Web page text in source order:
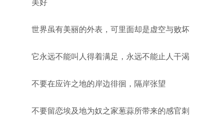
美好
世界虽有美丽的外表，可里面却是虚空与败坏
它永远不能叫人得着满足，永远不能止人干渴
不要在应许之地的岸边徘徊，隔岸张望
不要留恋埃及地为奴之家葱蒜所带来的感官刺